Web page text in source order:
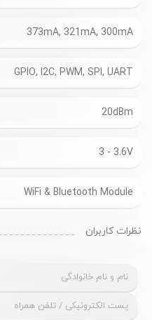
373mA, 321mA, 300mA
GPIO, I2C, PWM, SPI, UART
20dBm
3 - 3.6V
WiFi & Bluetooth Module
نظرات کاربران